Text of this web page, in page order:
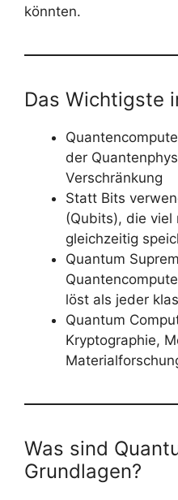
könnten.
Das Wichtigste
der
Verschränkung
Statt Bits
(Qubits), die viel
gleichzeitig
Quantum
löst als jeder
Quantum
Kryptographie,
Was sind
Grundlagen?